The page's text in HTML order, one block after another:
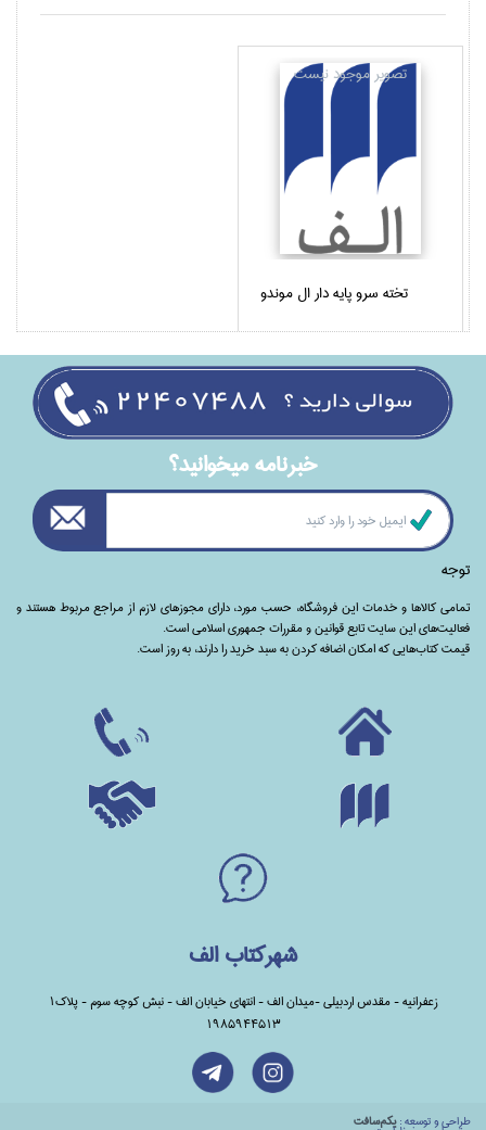
تخته سرو پايه دار ال موندو
خبرنامه ميخوانيد؟
توجه
تمامی‌ کالاها و خدمات این فروشگاه، حسب مورد،‌ دارای مجوزهای لازم از مراجع مربوط هستند ‌و‌‌
فعالیت‌های این سایت تابع قوانین و مقررات جمهوری اسلامی است.
قیمت کتاب‌هایی که امکان اضافه کردن به سبد خرید را دارند،‌ به روز است.
شهرکتاب الف
زعفرانیه - مقدس اردبیلی -میدان الف - انتهای خیابان الف - نبش کوچه سوم - پلاک1
1985944513
طراحي و توسعه : يكم‌سافت